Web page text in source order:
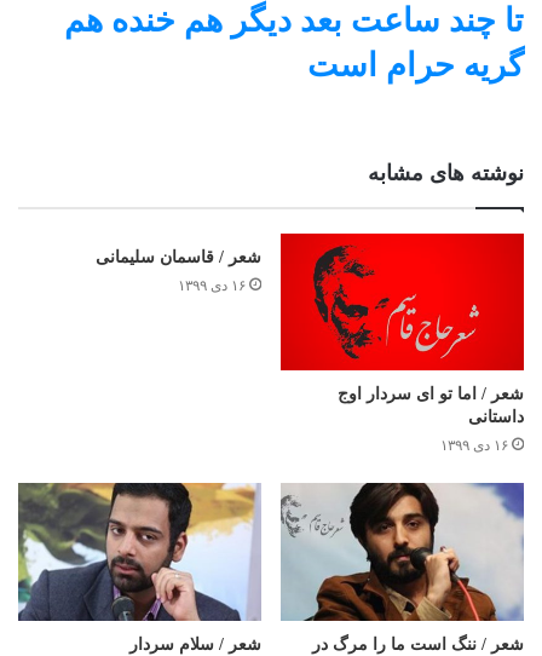
تا چند ساعت بعد دیگر هم خنده هم
گریه حرام است
نوشته های مشابه
شعر / اما تو ای سردار اوج
داستانی
۱۶ دی ۱۳۹۹
شعر / قاسمان سلیمانی
۱۶ دی ۱۳۹۹
شعر / ننگ است ما را مرگ در
شعر / سلام سردار